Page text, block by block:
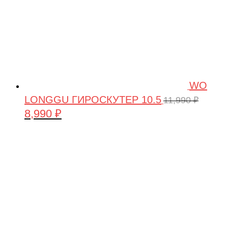
WO
LONGGU ГИРОСКУТЕР 10.5 11,990₽
Первоначальная
8,990 ₽